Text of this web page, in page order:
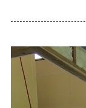
お問い合わせ
求人情報